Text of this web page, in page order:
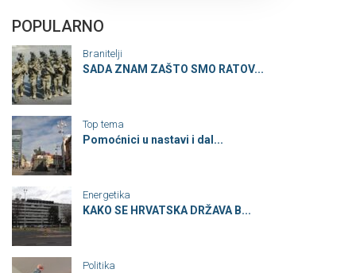
POPULARNO
Branitelji
SADA ZNAM ZAŠTO SMO RATOV...
Top tema
Pomoćnici u nastavi i dal...
Energetika
KAKO SE HRVATSKA DRŽAVA B...
Politika